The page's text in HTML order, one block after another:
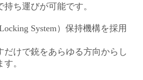
ち運びが可能です。
System）保持機構を採用
だけで銃をあらゆる方向からし
。